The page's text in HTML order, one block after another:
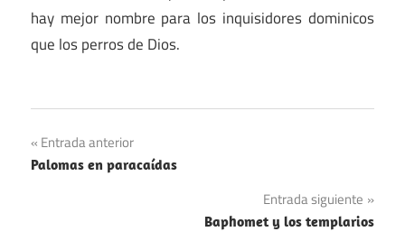
hay mejor nombre para los inquisidores dominicos
que los perros de Dios.
Navegación
de
Entrada anterior
Palomas en paracaídas
Entrada siguiente
Baphomet y los templarios